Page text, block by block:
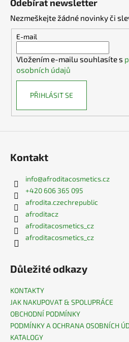
Odebírat newsletter
Nezmeškejte žádné novinky či
E-mail
Vložením e-mailu souhlasíte s
osobních údajů
PŘIHLÁSIT SE
Kontakt
info@afroditacosmetics.cz
+420 606 365 095
afrodita.czechrepublic
afroditacz
afroditacosmetics_cz
afroditacosmetics_cz
Důležité odkazy
KONTAKTY
JAK NAKUPOVAT & SPOLUPRÁCE
OBCHODNÍ PODMÍNKY
PODMÍNKY A OCHRANA OSOBNÍCH
KATALOGY